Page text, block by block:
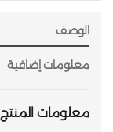
الوصف
معلومات إضافية
معلومات المنتج